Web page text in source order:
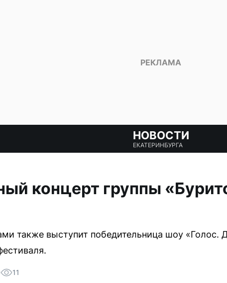
НОВОСТИ
ЕКАТЕРИНБУРГА
концерт группы
также выступит победительница шоу «Голос.
11